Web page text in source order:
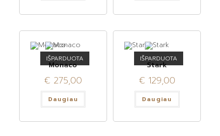
IŠPARDUOTA
Monaco
€275,00
Daugiau
IŠPARDUOTA
Stark
€129,00
Daugiau